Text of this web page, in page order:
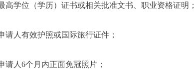
高学位（学历）证书或相关批准文书、职业资格证明；
请人有效护照或国际旅行证件；
请人6个月内正面免冠照片；